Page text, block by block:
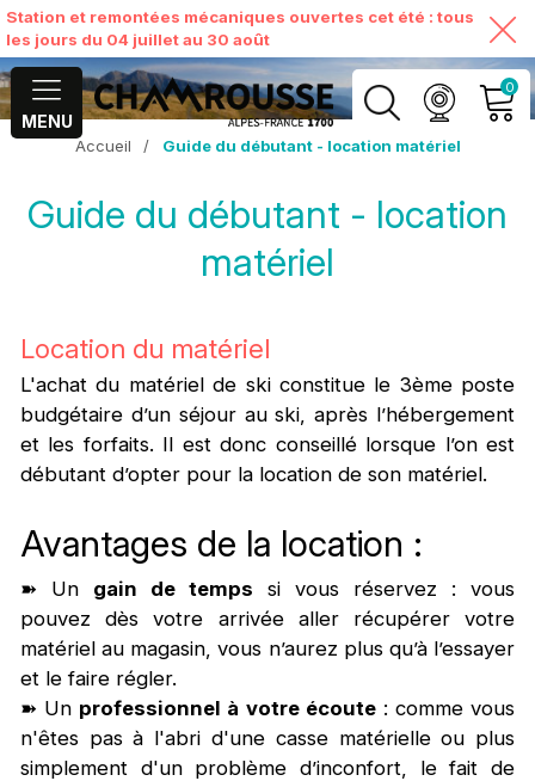
Station et remontées mécaniques ouvertes cet été : tous
les jours du 04 juillet au 30 août
MENU
0
MON COMPTE
VOIR MON PANIER
Accueil / Guide du débutant - location matériel
Guide du débutant - location
matériel
Location du matériel
L'achat du matériel de ski constitue le 3ème poste
budgétaire d’un séjour au ski, après l’hébergement
et les forfaits. Il est donc conseillé lorsque l’on est
débutant d’opter pour la location de son matériel.
Avantages de la location :
➽ Un gain de temps si vous réservez : vous
pouvez dès votre arrivée aller récupérer votre
matériel au magasin, vous n’aurez plus qu’à l’essayer
et le faire régler.
➽ Un professionnel à votre écoute: comme vous
n'êtes pas à l'abri d'une casse matérielle ou plus
simplement d'un problème d’inconfort, le fait de